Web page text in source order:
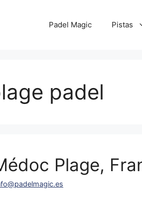
Padel Magic Pistas
padel
Plage,